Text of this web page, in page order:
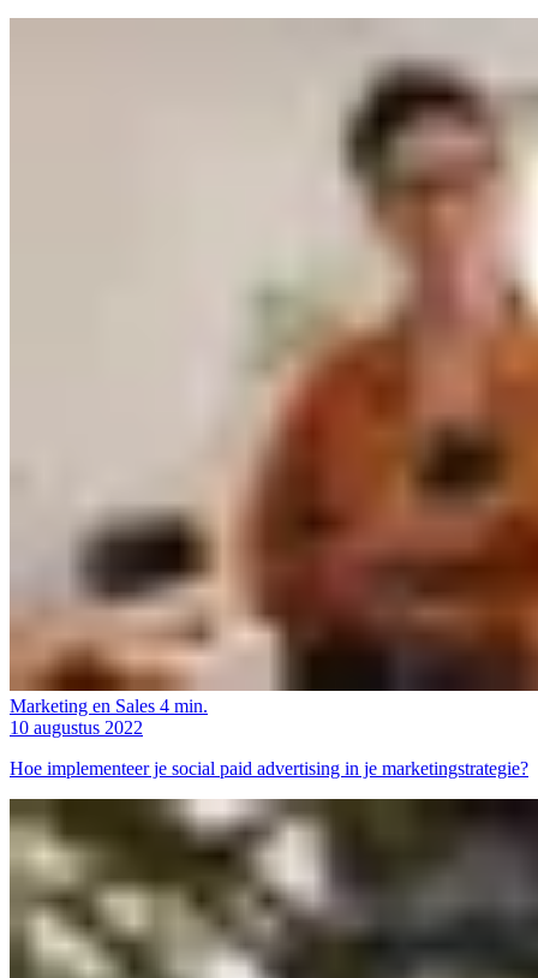
Marketing en Sales 4 min.
10 augustus 2022
Hoe implementeer je social paid advertising in je marketingstrategie?